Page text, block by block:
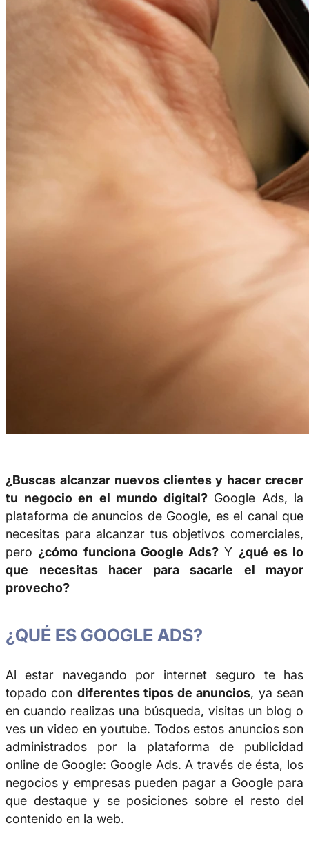
¿Buscas alcanzar nuevos clientes y hacer crecer
tu negocio en el mundo digital?Google Ads, la
plataforma de anuncios de Google, es el canal que
necesitas para alcanzar tus objetivos comerciales,
pero ¿cómo funciona Google Ads? Y ¿qué es lo
que necesitas hacer para sacarle el mayor
provecho?
¿QUÉ ES GOOGLE ADS?
Al estar navegando por internet seguro te has
topado con diferentes tipos de anuncios, ya sean
en cuando realizas una búsqueda, visitas un blog o
ves un video en youtube. Todos estos anuncios son
administrados por la plataforma de publicidad
online de Google: Google Ads. A través de ésta, los
negocios y empresas pueden pagar a Google para
que destaque y se posiciones sobre el resto del
contenido en la web.